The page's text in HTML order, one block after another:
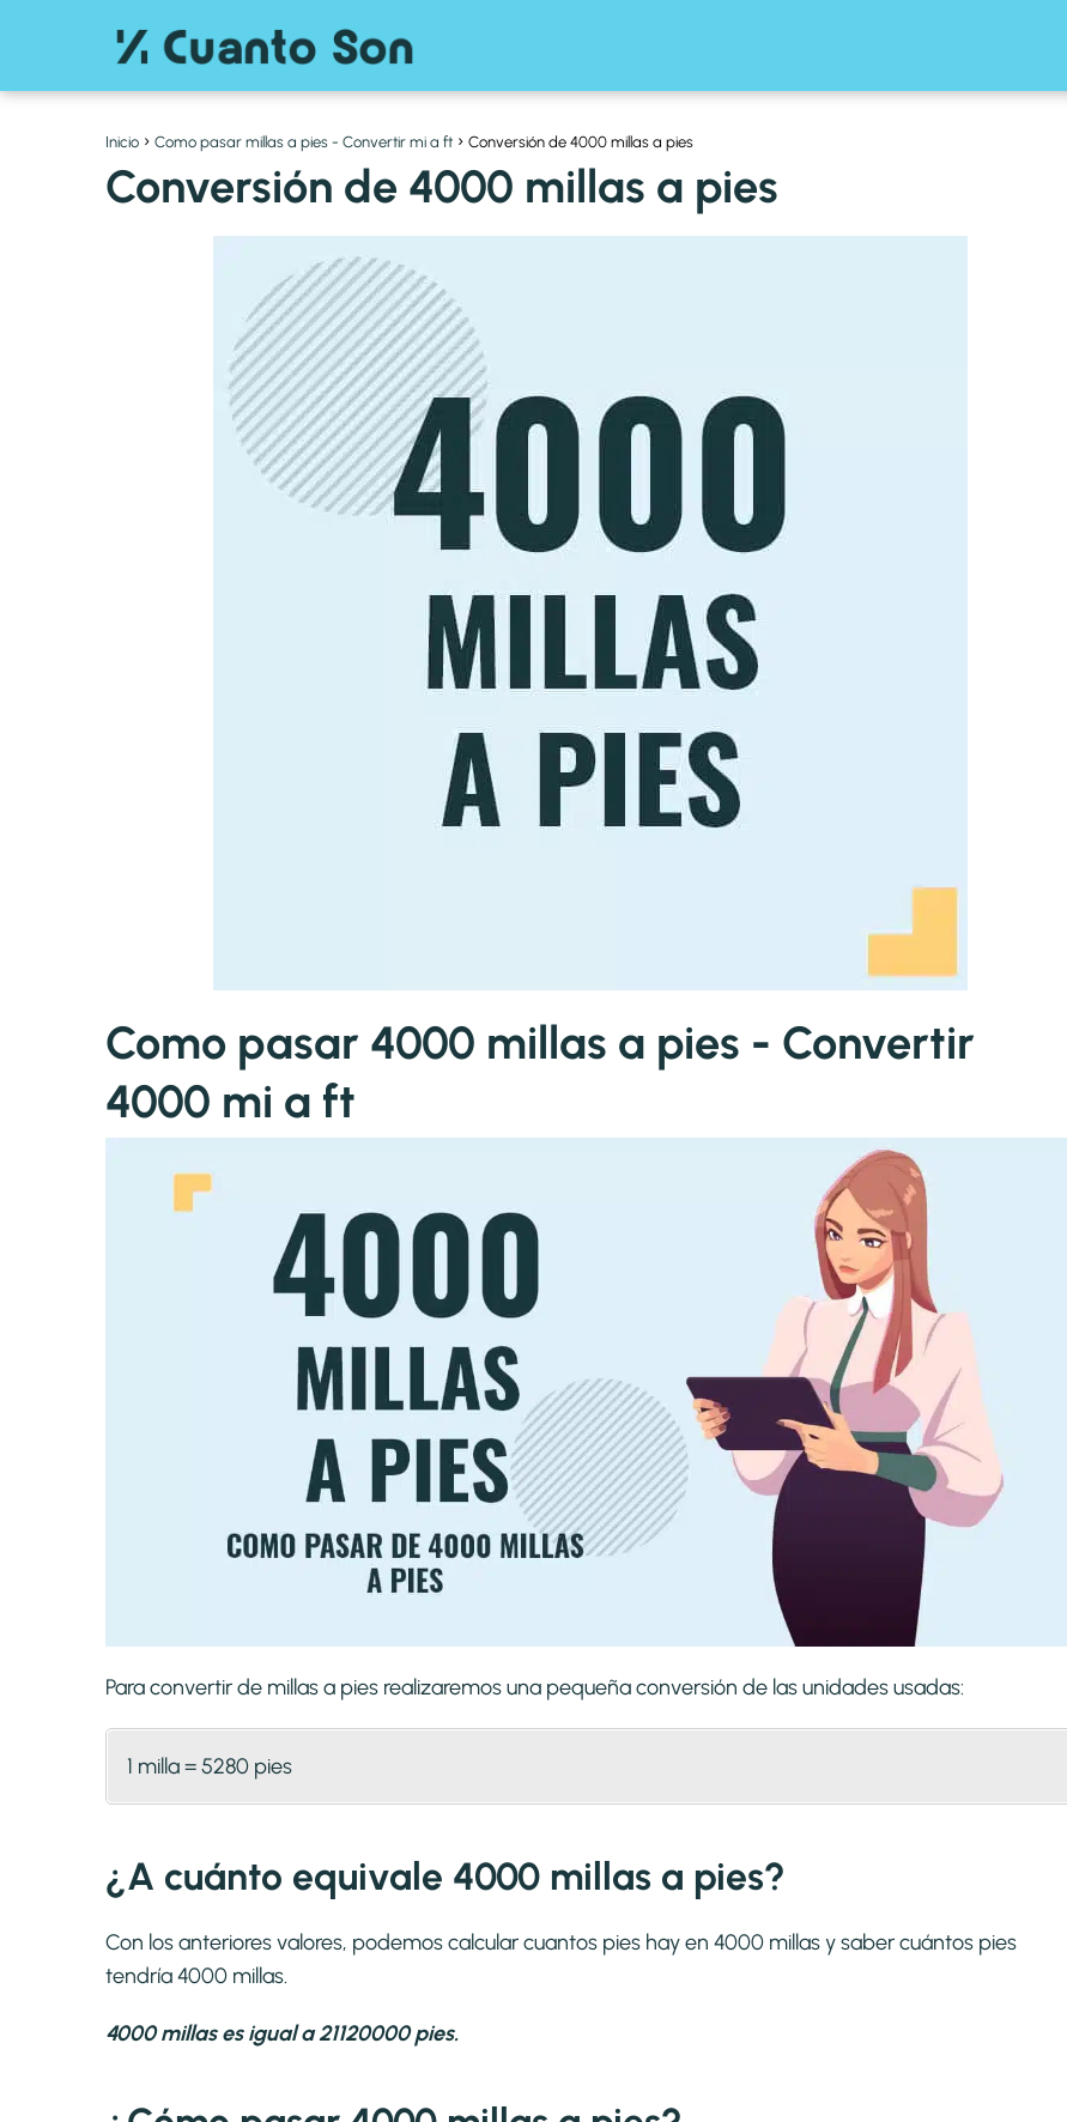
Inicio Como pasar millas a pies - Convertir mi a ft Conversión de 4000 millas a pies
Conversión de 4000 millas a pies
Como pasar 4000 millas a pies - Convertir
4000 mi a ft
Para convertir de millas a pies realizaremos una pequeña conversión de las unidades usadas:
1 milla = 5280 pies
¿A cuánto equivale 4000 millas a pies?
Con los anteriores valores, podemos calcular cuantos pies hay en 4000 millas y saber cuántos pies
tendría 4000 millas.
4000 millas es igual a 21120000 pies.